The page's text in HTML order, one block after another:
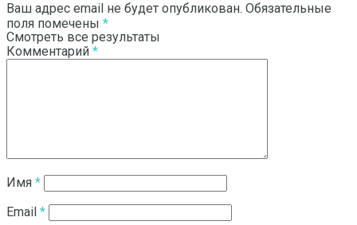
Смотреть все результаты
Ваш адрес email не будет опубликован. Обязательные
поля помечены *
Комментарий *
Имя *
Email *